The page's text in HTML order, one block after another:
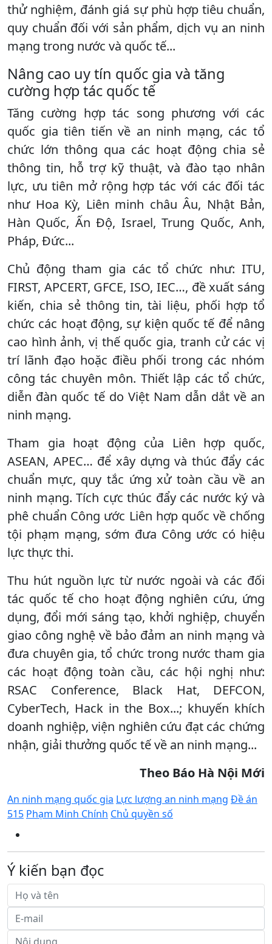
thử nghiệm, đánh giá sự phù hợp tiêu chuẩn,
quy chuẩn đối với sản phẩm, dịch vụ an ninh
mạng trong nước và quốc tế...
Nâng cao uy tín quốc gia và tăng
cường hợp tác quốc tế
Tăng cường hợp tác song phương với các
quốc gia tiên tiến về an ninh mạng, các tổ
chức lớn thông qua các hoạt động chia sẻ
thông tin, hỗ trợ kỹ thuật, và đào tạo nhân
lực, ưu tiên mở rộng hợp tác với các đối tác
như Hoa Kỳ, Liên minh châu Âu, Nhật Bản,
Hàn Quốc, Ấn Độ, Israel, Trung Quốc, Anh,
Pháp, Đức...
Chủ động tham gia các tổ chức như: ITU,
FIRST, APCERT, GFCE, ISO, IEC…, đề xuất sáng
kiến, chia sẻ thông tin, tài liệu, phối hợp tổ
chức các hoạt động, sự kiện quốc tế để nâng
cao hình ảnh, vị thế quốc gia, tranh cử các vị
trí lãnh đạo hoặc điều phối trong các nhóm
công tác chuyên môn. Thiết lập các tổ chức,
diễn đàn quốc tế do Việt Nam dẫn dắt về an
ninh mạng.
Tham gia hoạt động của Liên hợp quốc,
ASEAN, APEC… để xây dựng và thúc đẩy các
chuẩn mực, quy tắc ứng xử toàn cầu về an
ninh mạng. Tích cực thúc đẩy các nước ký và
phê chuẩn Công ước Liên hợp quốc về chống
tội phạm mạng, sớm đưa Công ước có hiệu
lực thực thi.
Thu hút nguồn lực từ nước ngoài và các đối
tác quốc tế cho hoạt động nghiên cứu, ứng
dụng, đổi mới sáng tạo, khởi nghiệp, chuyển
giao công nghệ về bảo đảm an ninh mạng và
đưa chuyên gia, tổ chức trong nước tham gia
các hoạt động toàn cầu, các hội nghị như:
RSAC Conference, Black Hat, DEFCON,
CyberTech, Hack in the Box...; khuyến khích
doanh nghiệp, viện nghiên cứu đạt các chứng
nhận, giải thưởng quốc tế về an ninh mạng...
Theo Báo Hà Nội Mới
An ninh mạng quốc gia Lực lượng an ninh mạng Đề án
515 Phạm Minh Chính Chủ quyền số
Ý kiến bạn đọc